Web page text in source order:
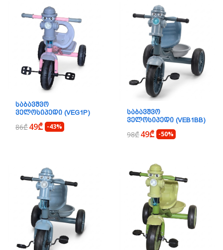
ᲡᲐᲑᲐᲕᲨᲕᲝ
ᲕᲔᲚᲝᲡᲘᲞᲔᲓᲘ (VEG1P)
86₾49₾ -43%
ᲡᲐᲑᲐᲕᲨᲕᲝ
ᲕᲔᲚᲝᲡᲘᲞᲔᲓᲘ (VEB1BB)
98₾49₾ -50%